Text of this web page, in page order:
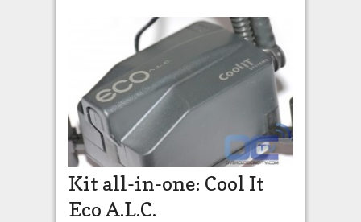
Kit all-in-one: Cool It
Eco A.L.C.